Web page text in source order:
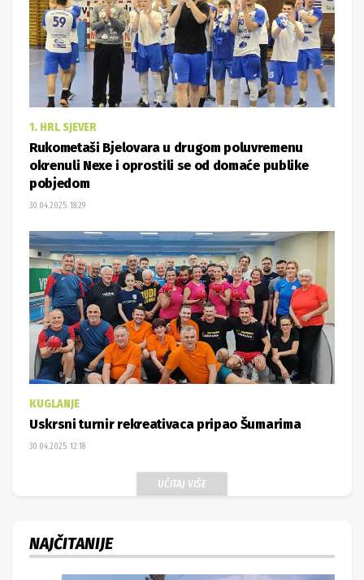
1. HRL SJEVER
Rukometaši Bjelovara u drugom poluvremenu
okrenuli Nexe i oprostili se od domaće publike
pobjedom
30.04.2025. 18:29
KUGLANJE
Uskrsni turnir rekreativaca pripao Šumarima
30.04.2025. 12:18
UČITAJ VIŠE
NAJČITANIJE